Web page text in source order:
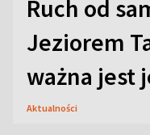
Ruch od
Jeziorem
ważna jest
Aktualności